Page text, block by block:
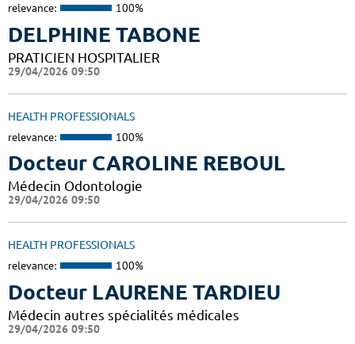
relevance: 100%
DELPHINE TABONE
PRATICIEN HOSPITALIER
29/04/2026 09:50
HEALTH PROFESSIONALS
relevance: 100%
Docteur CAROLINE REBOUL
Médecin Odontologie
29/04/2026 09:50
HEALTH PROFESSIONALS
relevance: 100%
Docteur LAURENE TARDIEU
Médecin autres spécialités médicales
29/04/2026 09:50